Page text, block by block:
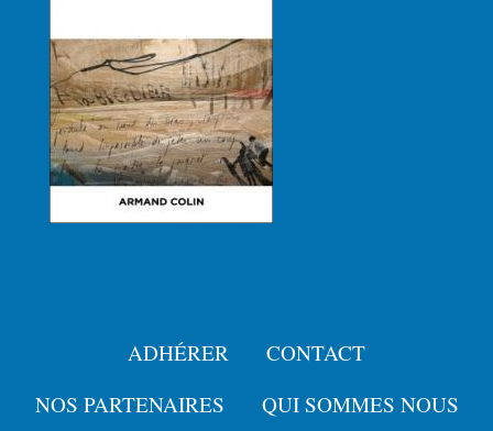
Pied
ADHÉRER
CONTACT
NOS PARTENAIRES
QUI SOMMES NOUS